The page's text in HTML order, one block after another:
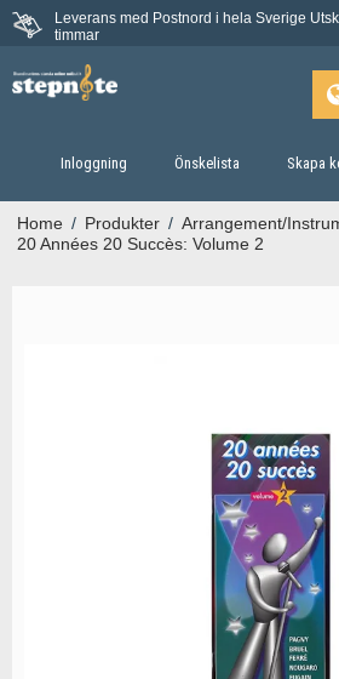
Leverans med Postnord i hela Sverige
timmar
Inloggning Önskelista Skapa
Home / Produkter / Arrangement/
20 Années 20 Succès: Volume 2